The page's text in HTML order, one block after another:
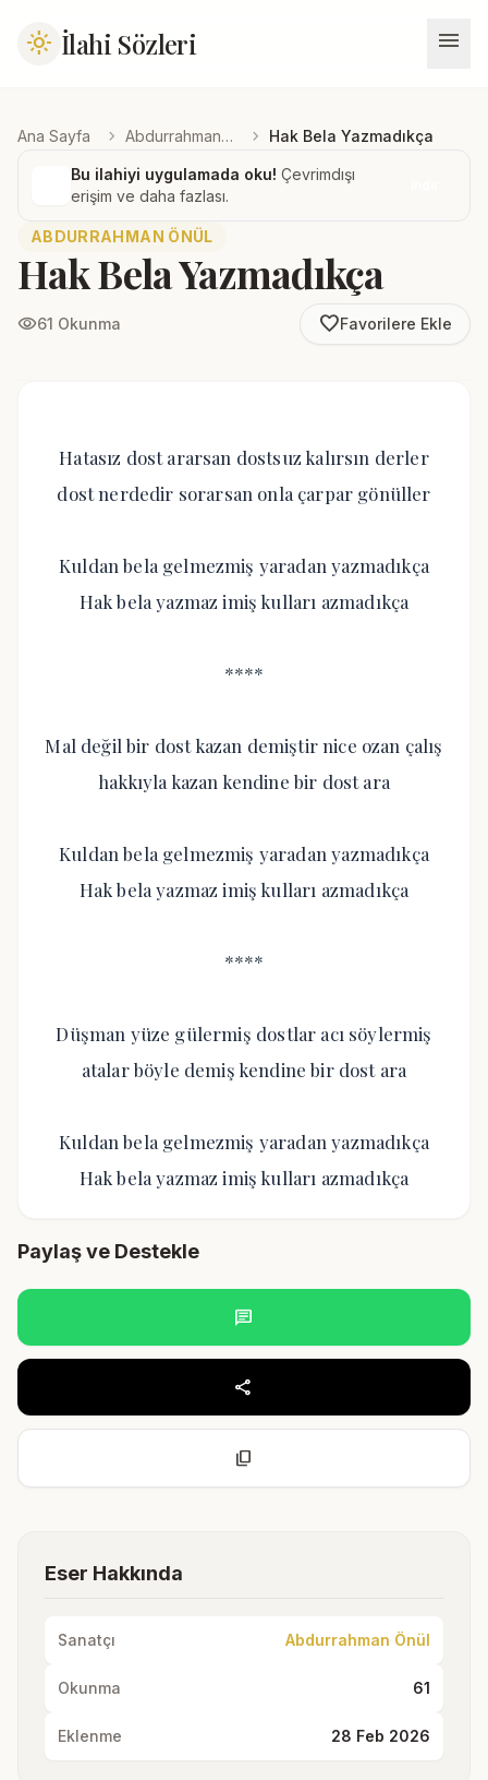
light_mode İlahi Sözleri menu
Ana Sayfa chevron_right Abdurrahman Önül chevron_right Hak Bela Yazmadıkça
Bu ilahiyi uygulamada oku! Çevrimdışı
erişim ve daha fazlası.
ABDURRAHMAN ÖNÜL
Hak Bela Yazmadıkça
visibility61 Okunma favorite_borderFavorilere Ekle
Hatasız dost ararsan dostsuz kalırsın derler
dost nerdedir sorarsan onla çarpar gönüller
Kuldan bela gelmezmiş yaradan yazmadıkça
Hak bela yazmaz imiş kulları azmadıkça
****
Mal değil bir dost kazan demiştir nice ozan çalış
hakkıyla kazan kendine bir dost ara
Kuldan bela gelmezmiş yaradan yazmadıkça
Hak bela yazmaz imiş kulları azmadıkça
****
Düşman yüze gülermiş dostlar acı söylermiş
atalar böyle demiş kendine bir dost ara
Kuldan bela gelmezmiş yaradan yazmadıkça
Hak bela yazmaz imiş kulları azmadıkça
Paylaş ve Destekle
chat
share
content_copy
Eser Hakkında
Sanatçı Abdurrahman Önül
Okunma 61
Eklenme 28 Feb 2026